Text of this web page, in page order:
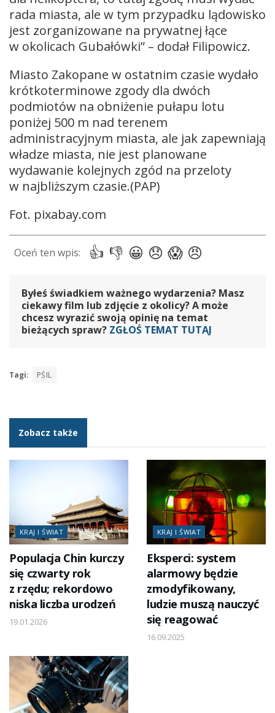
rada miasta, ale w tym przypadku lądowisko
jest zorganizowane na prywatnej łące
w okolicach Gubałówki” – dodał Filipowicz.
Miasto Zakopane w ostatnim czasie wydało
krótkoterminowe zgody dla dwóch
podmiotów na obniżenie pułapu lotu
poniżej 500 m nad terenem
administracyjnym miasta, ale jak zapewniają
władze miasta, nie jest planowane
wydawanie kolejnych zgód na przeloty
w najbliższym czasie.(PAP)
Fot. pixabay.com
Byłeś świadkiem ważnego wydarzenia? Masz
ciekawy film lub zdjęcie z okolicy? A może
chcesz wyrazić swoją opinię na temat
bieżących spraw? ZGŁOŚ TEMAT TUTAJ
Tagi: PŚIL
Zobacz także
KRAJ I ŚWIAT
Populacja Chin kurczy
się czwarty rok
z rzędu; rekordowo
niska liczba urodzeń
19.01.2026
KRAJ I ŚWIAT
Eksperci: system
alarmowy będzie
zmodyfikowany,
ludzie muszą nauczyć
się reagować
16.09.2025